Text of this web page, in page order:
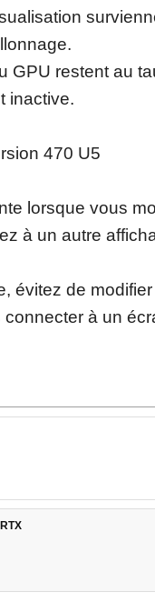
GPU restent au
inactive.
470 U5
lorsque vous
à un autre
évitez de
à un